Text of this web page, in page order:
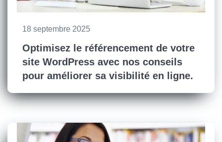
18 septembre 2025
Optimisez le référencement de votre
site WordPress avec nos conseils
pour améliorer sa visibilité en ligne.